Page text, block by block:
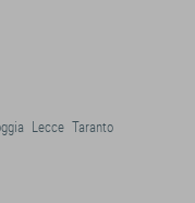
Lecce Taranto